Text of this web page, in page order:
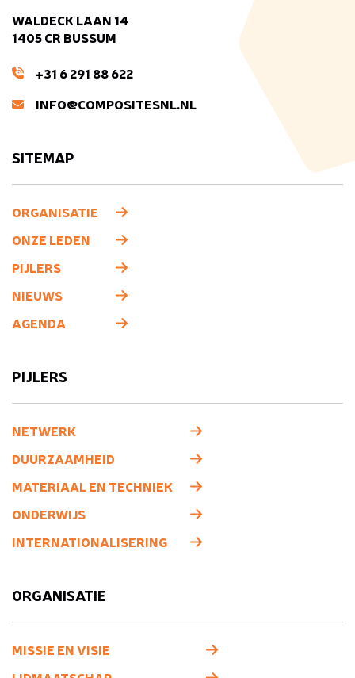
WALDECK LAAN 14
1405 CR BUSSUM
+31 6 291 88 622
INFO@COMPOSITESNL.NL
SITEMAP
ORGANISATIE
ONZE LEDEN
PIJLERS
NIEUWS
AGENDA
PIJLERS
NETWERK
DUURZAAMHEID
MATERIAAL EN TECHNIEK
ONDERWIJS
INTERNATIONALISERING
ORGANISATIE
MISSIE EN VISIE